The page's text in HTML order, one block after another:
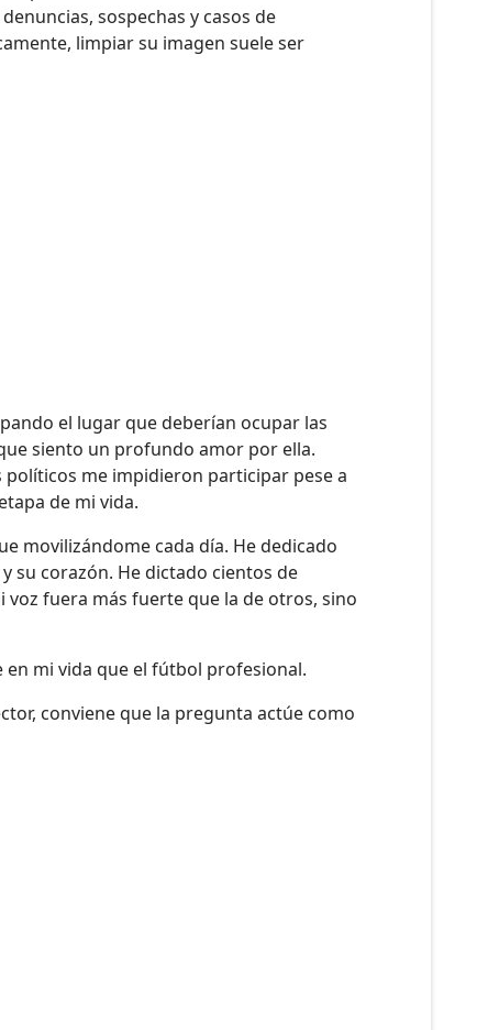
sospechas y casos de
limpiar su imagen suele ser
el lugar que deberían ocupar las
siento un profundo amor por ella.
me impidieron participar pese a
de mi vida.
movilizándome cada día. He dedicado
su corazón. He dictado cientos de
fuera más fuerte que la de otros, sino
mi vida que el fútbol profesional.
conviene que la pregunta actúe como